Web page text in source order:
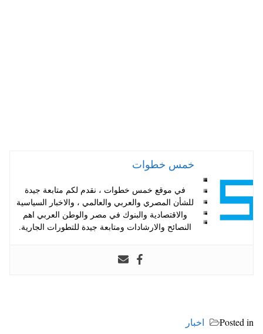
خمس خطوات
في موقع خمس خطوات ، نقدم لكم متابعة جيدة
للشأن المصري والعربي والعالمي ، والاخبار السياسية
والاقتصادية والبنوك في مصر والوطن العربي اهم
النصائح والارشادات ومتابعة جيدة للتطورات الجارية.
Posted in اخبار